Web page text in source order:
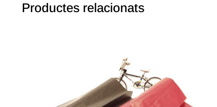
Productes relacionats